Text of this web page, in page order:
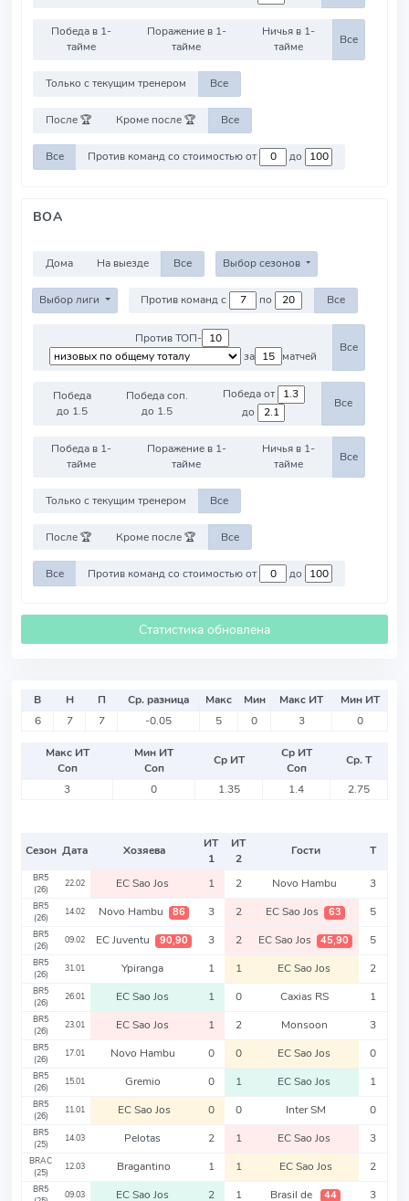
Победа в 1-
тайме
Поражение в 1-
тайме
Ничья в 1-
тайме
Все
Только с текущим тренером Все
После 🏆 Кроме после 🏆 Все
Все Против команд со стоимостью от до
BOA
Дома На выезде Все Выбор сезонов
Выбор лиги Против команд с по Все
Против ТОП-
за
матчей
Все
Победа
до 1.5
Победа соп.
до 1.5
Победа от
до
Все
Победа в 1-
тайме
Поражение в 1-
тайме
Ничья в 1-
тайме
Все
Только с текущим тренером Все
После 🏆 Кроме после 🏆 Все
Все Против команд со стоимостью от до
Статистика обновлена
В Н П Ср. разница Макс Мин Макс ИТ
Мин ИТ
6
7 7 -0.05 5 0 3 0
Макс ИТ
Соп
Мин ИТ
Соп
Ср ИТ
Ср ИТ
Соп
Ср. Т
3
0 1.35 1.4 2.75
Сезон Дата Хозяева
ИТ
1
ИТ
2
Гости Т
BR5
(26)
22.02 EC Sao Jos 1 2 Novo Hambu 3
BR5
(26)
14.02 Novo Hambu 86 3 2 EC Sao Jos 63 5
BR5
(26)
09.02 EC Juventu 90,90 3 2 EC Sao Jos 45,90 5
BR5
(26)
31.01 Ypiranga 1 1 EC Sao Jos 2
BR5
(26)
26.01 EC Sao Jos 1 0 Caxias RS 1
BR5
(26)
23.01 EC Sao Jos 1 2 Monsoon 3
BR5
(26)
17.01 Novo Hambu 0 0 EC Sao Jos 0
BR5
(26)
15.01 Gremio 0 1 EC Sao Jos 1
BR5
(26)
11.01 EC Sao Jos 0 0 Inter SM 0
BR5
(25)
14.03 Pelotas 2 1 EC Sao Jos 3
BRAC
(25)
12.03 Bragantino 1 1 EC Sao Jos 2
BR5
09.03 EC Sao Jos 2 1 Brasil de 44 3